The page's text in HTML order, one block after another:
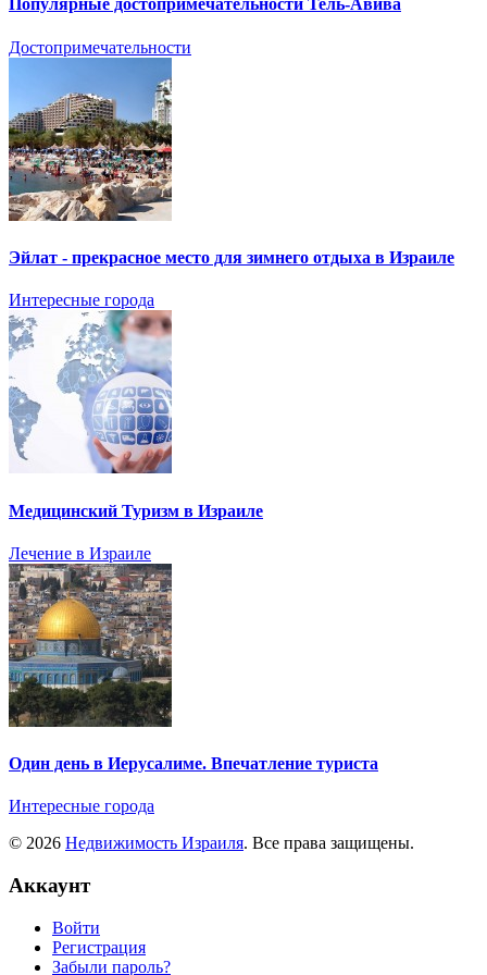
Популярные достопримечательности Тель-Авива
Достопримечательности
Эйлат - прекрасное место для зимнего отдыха в Израиле
Интересные города
Медицинский Туризм в Израиле
Лечение в Израиле
Один день в Иерусалиме. Впечатление туриста
Интересные города
© 2026 Недвижимость Израиля. Все права защищены.
Аккаунт
Войти
Регистрация
Забыли пароль?